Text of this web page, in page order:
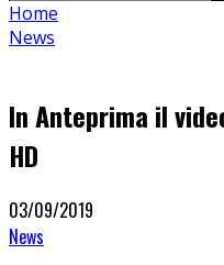
Home
News
In Anteprima il
HD
03/09/2019
News